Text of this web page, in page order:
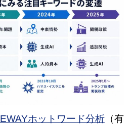
ホットワード分析（有